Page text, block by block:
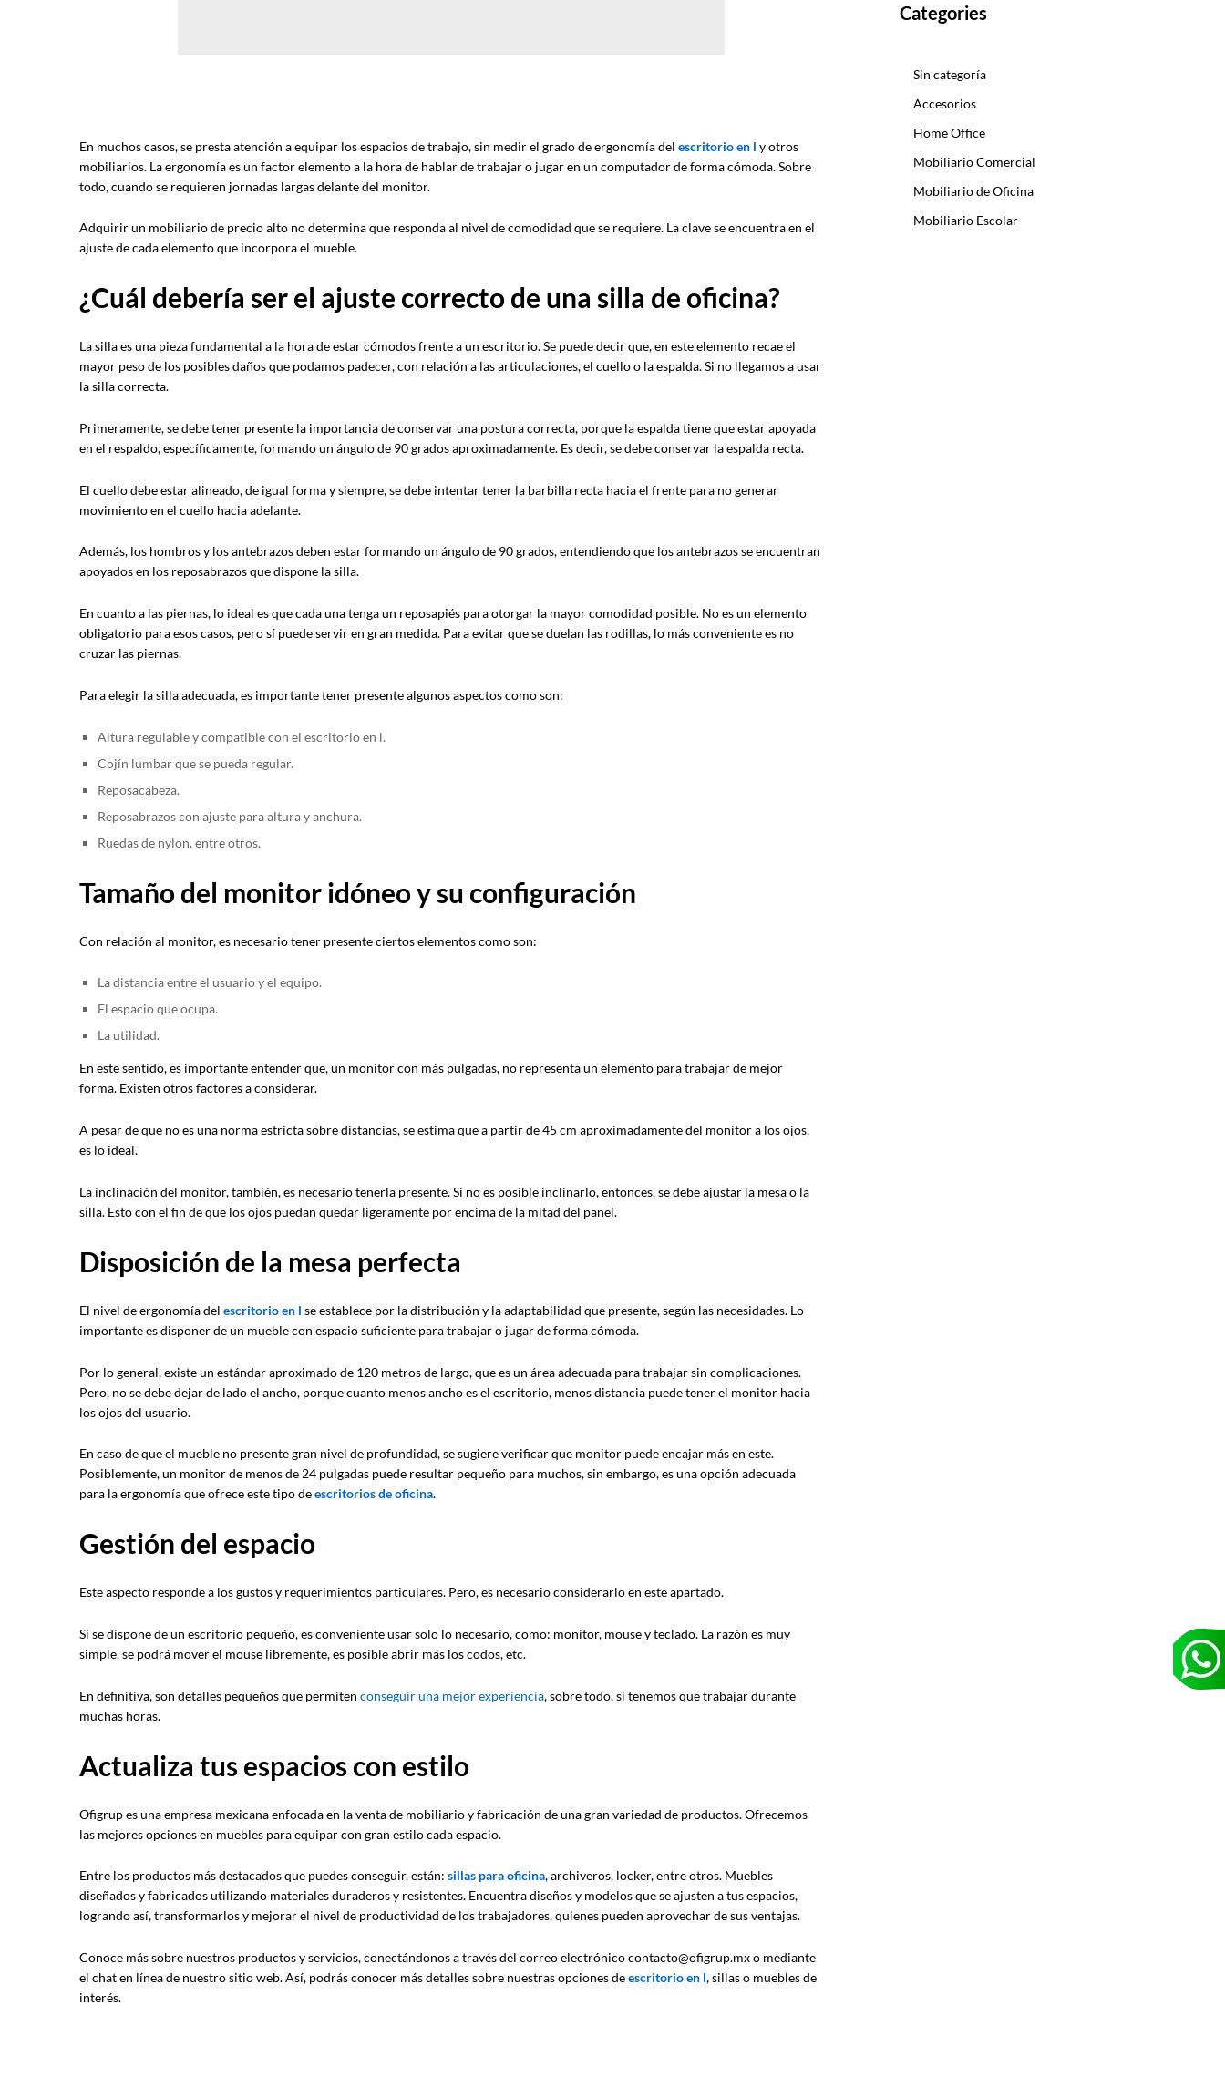
En muchos casos, se presta atención a equipar los espacios de trabajo, sin medir el grado de ergonomía del escritorioen l y otros
mobiliarios. La ergonomía es un factor elemento a la hora de hablar de trabajar o jugar en un computador de forma cómoda. Sobre
todo, cuando se requieren jornadas largas delante del monitor.
Adquirir un mobiliario de precio alto no determina que responda al nivel de comodidad que se requiere. La clave se encuentra en el
ajuste de cada elemento que incorpora el mueble.
¿Cuál debería ser el ajuste correcto de una silla de oficina?
La silla es una pieza fundamental a la hora de estar cómodos frente a un escritorio. Se puede decir que, en este elemento recae el
mayor peso de los posibles daños que podamos padecer, con relación a las articulaciones, el cuello o la espalda. Si no llegamos a usar
la silla correcta.
Primeramente, se debe tener presente la importancia de conservar una postura correcta, porque la espalda tiene que estar apoyada
en el respaldo, específicamente, formando un ángulo de 90 grados aproximadamente. Es decir, se debe conservar la espalda recta.
El cuello debe estar alineado, de igual forma y siempre, se debe intentar tener la barbilla recta hacia el frente para no generar
movimiento en el cuello hacia adelante.
Además, los hombros y los antebrazos deben estar formando un ángulo de 90 grados, entendiendo que los antebrazos se encuentran
apoyados en los reposabrazos que dispone la silla.
En cuanto a las piernas, lo ideal es que cada una tenga un reposapiés para otorgar la mayor comodidad posible. No es un elemento
obligatorio para esos casos, pero sí puede servir en gran medida. Para evitar que se duelan las rodillas, lo más conveniente es no
cruzar las piernas.
Para elegir la silla adecuada, es importante tener presente algunos aspectos como son:
Altura regulable y compatible con el escritorio en l.
Cojín lumbar que se pueda regular.
Reposacabeza.
Reposabrazos con ajuste para altura y anchura.
Ruedas de nylon, entre otros.
Tamaño del monitor idóneo y su configuración
Con relación al monitor, es necesario tener presente ciertos elementos como son:
La distancia entre el usuario y el equipo.
El espacio que ocupa.
La utilidad.
En este sentido, es importante entender que, un monitor con más pulgadas, no representa un elemento para trabajar de mejor
forma. Existen otros factores a considerar.
A pesar de que no es una norma estricta sobre distancias, se estima que a partir de 45 cm aproximadamente del monitor a los ojos,
es lo ideal.
La inclinación del monitor, también, es necesario tenerla presente. Si no es posible inclinarlo, entonces, se debe ajustar la mesa o la
silla. Esto con el fin de que los ojos puedan quedar ligeramente por encima de la mitad del panel.
Disposición de la mesa perfecta
El nivel de ergonomía del escritorio en l se establece por la distribución y la adaptabilidad que presente, según las necesidades. Lo
importante es disponer de un mueble con espacio suficiente para trabajar o jugar de forma cómoda.
Por lo general, existe un estándar aproximado de 120 metros de largo, que es un área adecuada para trabajar sin complicaciones.
Pero, no se debe dejar de lado el ancho, porque cuanto menos ancho es el escritorio, menos distancia puede tener el monitor hacia
los ojos del usuario.
En caso de que el mueble no presente gran nivel de profundidad, se sugiere verificar que monitor puede encajar más en este.
Posiblemente, un monitor de menos de 24 pulgadas puede resultar pequeño para muchos, sin embargo, es una opción adecuada
para la ergonomía que ofrece este tipo deescritorios de oficina.
Gestión del espacio
Este aspecto responde a los gustos y requerimientos particulares. Pero, es necesario considerarlo en este apartado.
Si se dispone de un escritorio pequeño, es conveniente usar solo lo necesario, como: monitor, mouse y teclado. La razón es muy
simple, se podrá mover el mouse libremente, es posible abrir más los codos, etc.
En definitiva, son detalles pequeños que permiten conseguir una mejor experiencia, sobre todo, si tenemos que trabajar durante
muchas horas.
Actualiza tus espacios con estilo
Ofigrup es una empresa mexicana enfocada en la venta de mobiliario y fabricación de una gran variedad de productos. Ofrecemos
las mejores opciones en muebles para equipar con gran estilo cada espacio.
Entre los productos más destacados que puedes conseguir, están: sillas para oficina, archiveros, locker, entre otros. Muebles
diseñados y fabricados utilizando materiales duraderos y resistentes. Encuentra diseños y modelos que se ajusten a tus espacios,
logrando así, transformarlos y mejorar el nivel de productividad de los trabajadores, quienes pueden aprovechar de sus ventajas.
Conoce más sobre nuestros productos y servicios, conectándonos a través del correo electrónico contacto@ofigrup.mx o mediante
el chat en línea de nuestro sitio web. Así, podrás conocer más detalles sobre nuestras opciones deescritorio en l, sillas o muebles de
interés.
Categories
Sin categoría
Accesorios
Home Office
Mobiliario Comercial
Mobiliario de Oficina
Mobiliario Escolar